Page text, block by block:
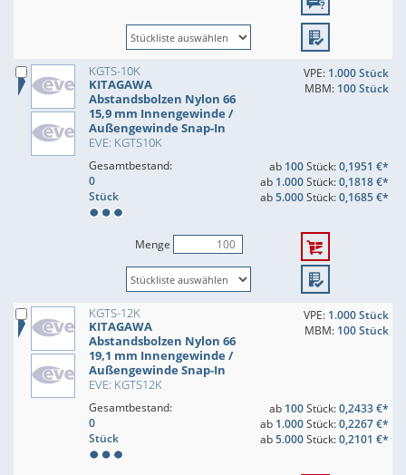
KGTS-10K
KITAGAWA
Abstandsbolzen Nylon 66
15,9 mm Innengewinde /
Außengewinde Snap-In
EVE: KGTS10K
VPE: 1.000 Stück
MBM: 100 Stück
Gesamtbestand:
0
Stück
ab 100Stück:0,1951 €*
ab 1.000Stück:0,1818 €*
ab5.000Stück:0,1685 €*
Menge
KGTS-12K
KITAGAWA
Abstandsbolzen Nylon 66
19,1 mm Innengewinde /
Außengewinde Snap-In
EVE: KGTS12K
VPE: 1.000 Stück
MBM: 100 Stück
Gesamtbestand:
0
Stück
ab 100Stück:0,2433 €*
ab 1.000Stück:0,2267 €*
ab5.000Stück:0,2101 €*